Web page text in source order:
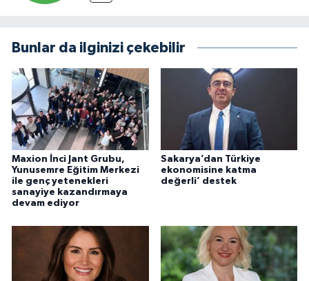
Bunlar da ilginizi çekebilir
Maxion İnci Jant Grubu,
Yunusemre Eğitim Merkezi
ile genç yetenekleri
sanayiye kazandırmaya
devam ediyor
Sakarya’dan Türkiye
ekonomisine katma
değerli’ destek